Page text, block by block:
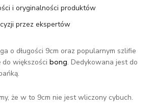
i oryginalności produktów
przez ekspertów
o długości 9cm oraz popularnym szlifie
do większości bong. Dedykowana jest do
że w to 9cm nie jest wliczony cybuch.